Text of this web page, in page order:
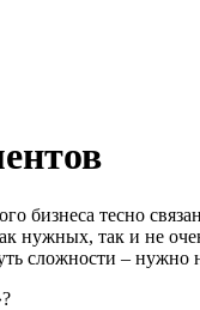
бизнеса тесно
нужных, так и не
сложности – нужно